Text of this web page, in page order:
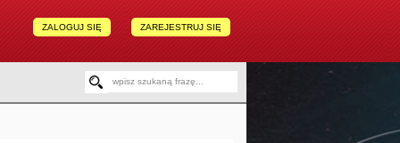
ZAREJESTRUJ SIĘ
ZALOGUJ SIĘ